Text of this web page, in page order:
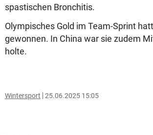
spastischen Bronchitis.
Olympisches Gold im Team-Sprint
gewonnen. In China war sie zudem
holte.
Wintersport 25.06.2025 15:05